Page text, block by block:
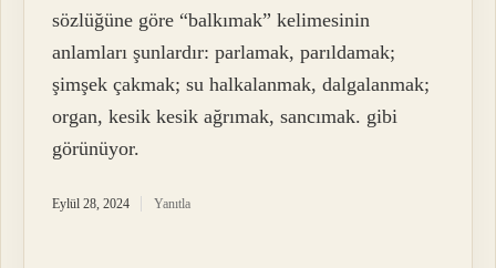
sözlüğüne göre “balkımak” kelimesinin
anlamları şunlardır: parlamak, parıldamak;
şimşek çakmak; su halkalanmak, dalgalanmak;
organ, kesik kesik ağrımak, sancımak. gibi
görünüyor.
Eylül 28, 2024 Yanıtla